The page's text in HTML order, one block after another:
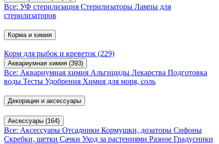
Все: УФ стерилизация Стерилизаторы Лампы для
стерилизаторов
Корма и химия
Корм для рыбок и креветок (229)
Аквариумная химия (393)
Все: Аквариумная химия Альгициды Лекарства Подготовка
воды Тесты Удобрения Химия для моря, соль
Декорации и аксессуары
Аксессуары (164)
Все: Аксессуары Отсадники Кормушки, дозаторы Сифоны
Скребки, щетки Сачки Уход за растениями Разное Градусники